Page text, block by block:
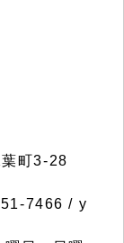
葉町3-28
7466 / y